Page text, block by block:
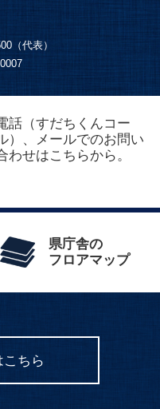
（代表）
話（すだちくんコー
）、メールでのお問い
わせはこちらから。
県庁舎の
フロアマップ
こちら